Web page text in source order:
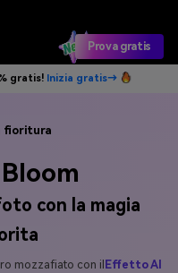
Prova gratis
gratis! Inizia gratis→
fioritura
con la magia
mozzafiato con il Effetto AI